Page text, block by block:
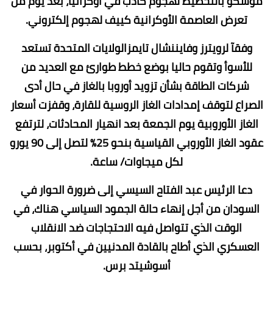
تعرض العاصمة الأوكرانية كييف لهجوم إلكتروني.
وفقآ لرويترز وفايننشال تايمزالولايات المتحدة تستعد
للأسوأ وتقوم حاليا بوضع خطط طوارئ مع العديد من
شركات الطاقة بشأن تزويد أوروبا بالغاز في حال أدى
الصراع لتوقف إمدادات الغاز الروسية للقارة، وقفزت أسعار
الغاز الأوروبية يوم الجمعة بعد انهيار المحادثات، لترتفع
عقود الغاز الأوروبي القياسية بنحو 25% لتصل إلى 90 يورو
لكل ميجاوات/ ساعة.
دعا الرئيس عبد الفتاح السيسي إلى ضرورة الحوار في
السودان من أجل إنهاء حالة الجمود السياسي هناك، في
الوقت الذي تتواصل فيه الاحتجاجات ضد الانقلاب
العسكري الذي أطاح بالقادة المدنيين في أكتوبر، بحسب
أسوشيتد برس.